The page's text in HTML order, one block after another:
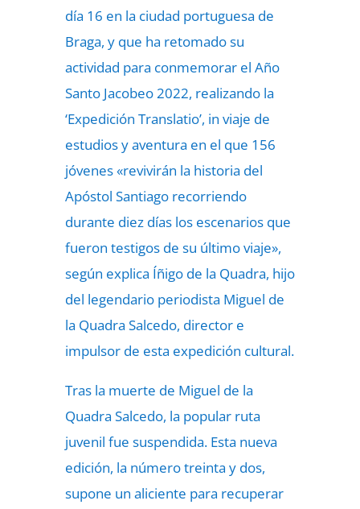
día 16 en la ciudad portuguesa de
Braga, y que ha retomado su
actividad para conmemorar el Año
Santo Jacobeo 2022, realizando la
‘Expedición Translatio’, in viaje de
estudios y aventura en el que 156
jóvenes «revivirán la historia del
Apóstol Santiago recorriendo
durante diez días los escenarios que
fueron testigos de su último viaje»,
según explica Íñigo de la Quadra, hijo
del legendario periodista Miguel de
la Quadra Salcedo, director e
impulsor de esta expedición cultural.
Tras la muerte de Miguel de la
Quadra Salcedo, la popular ruta
juvenil fue suspendida. Esta nueva
edición, la número treinta y dos,
supone un aliciente para recuperar